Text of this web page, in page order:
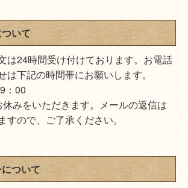
いて
は24時間受け付けております。お電話
は下記の時間帯にお願いします。
：00
みをいただきます。メールの返信は
すので、ご了承ください。
ついて